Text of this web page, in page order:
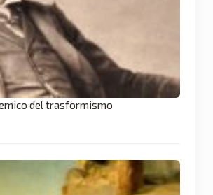
del trasformismo